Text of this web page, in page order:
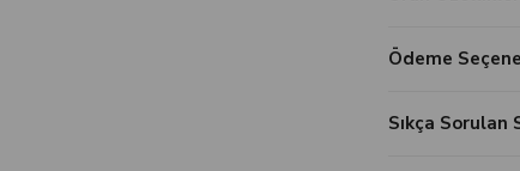
Ödeme
Sıkça Sorulan